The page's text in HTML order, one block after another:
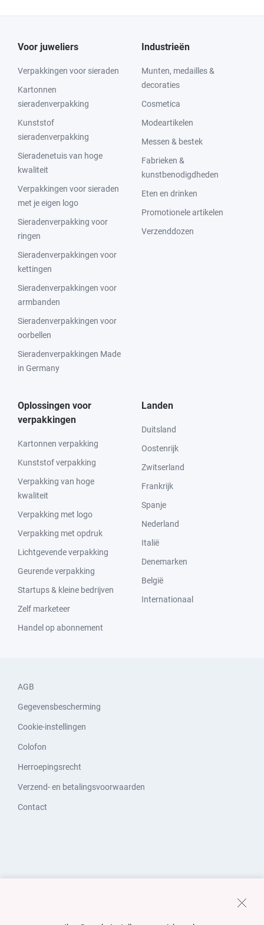
Voor juweliers
Verpakkingen voor sieraden
Kartonnen
sieradenverpakking
Kunststof
sieradenverpakking
Sieradenetuis van hoge
kwaliteit
Verpakkingen voor sieraden
met je eigen logo
Sieradenverpakking voor
ringen
Sieradenverpakkingen voor
kettingen
Sieradenverpakkingen voor
armbanden
Sieradenverpakkingen voor
oorbellen
Sieradenverpakkingen Made
in Germany
Industrieën
Munten, medailles &
decoraties
Cosmetica
Modeartikelen
Messen & bestek
Fabrieken &
kunstbenodigdheden
Eten en drinken
Promotionele artikelen
Verzenddozen
Oplossingen voor
verpakkingen
Kartonnen verpakking
Kunststof verpakking
Verpakking van hoge
kwaliteit
Verpakking met logo
Verpakking met opdruk
Lichtgevende verpakking
Geurende verpakking
Startups & kleine bedrijven
Zelf marketeer
Handel op abonnement
Landen
Duitsland
Oostenrijk
Zwitserland
Frankrijk
Spanje
Nederland
Italië
Denemarken
België
Internationaal
AGB
Gegevensbescherming
Cookie-instellingen
Colofon
Herroepingsrecht
Verzend- en betalingsvoorwaarden
Contact